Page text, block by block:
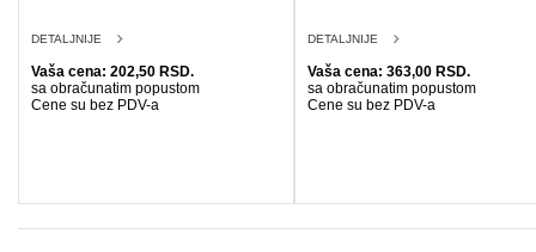
DETALJNIJE
Vaša cena: 202,50 RSD.
sa obračunatim popustom
Cene su bez PDV-a
DETALJNIJE
Vaša cena: 363,00 RSD.
sa obračunatim popustom
Cene su bez PDV-a